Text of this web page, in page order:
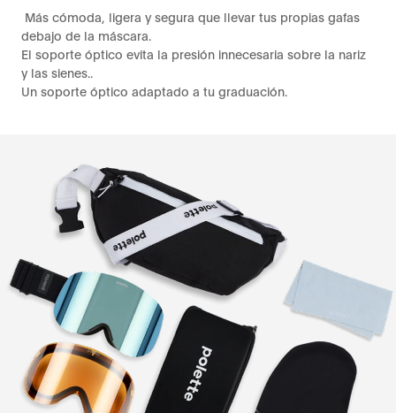
Más cómoda, ligera y segura que llevar tus propias gafas
debajo de la máscara.
El soporte óptico evita la presión innecesaria sobre la nariz
y las sienes..
Un soporte óptico adaptado a tu graduación.